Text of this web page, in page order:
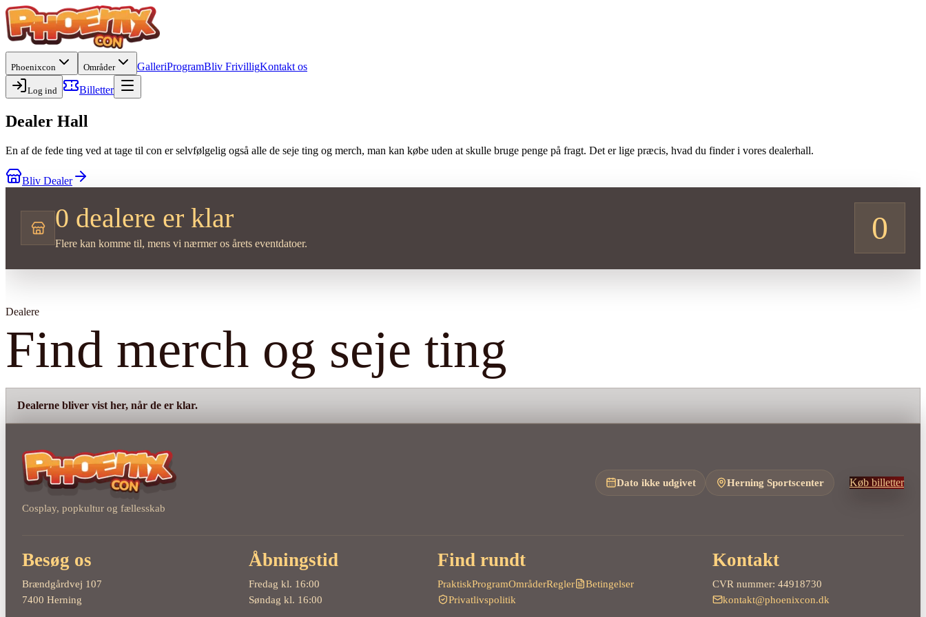
Phoenixcon Områder GalleriProgramBliv FrivilligKontakt os
Log ind Billetter
Dealer Hall
En af de fede ting ved at tage til con er selvfølgelig også alle de seje ting og merch, man kan købe uden at skulle bruge penge på fragt. Det er lige præcis, hvad du finder i vores dealerhall.
Bliv Dealer
0 dealere er klar
Flere kan komme til, mens vi nærmer os årets eventdatoer. 0
Dealere
Find merch og seje ting
Dealerne bliver vist her, når de er klar.
Cosplay, popkultur og fællesskab
Dato ikke udgivet Herning Sportscenter Køb billetter
Besøg os
Brændgårdvej 107
7400 Herning
Åbningstid
Fredag kl. 16:00
Søndag kl. 16:00
Find rundt
PraktiskProgramOmråderRegler
Betingelser
Privatlivspolitik
Kontakt
CVR nummer: 44918730
kontakt@phoenixcon.dk